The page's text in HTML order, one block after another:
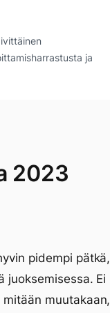
ja
2023
pidempi pätkä,
juoksemisessa. Ei
muutakaan,